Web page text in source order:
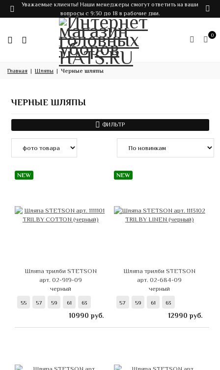
Уважаемые клиенты! Наши менеджеры смогут ответить на ваши
вопросы с 9:30 до 18 в рабочие дни.
0
Главная Шляпы Черные шляпы
ЧЕРНЫЕ ШЛЯПЫ
ФИЛЬТР
NEW
Шляпа трилби STETSON
арт. 02-919-09
черный
55 57 59 61 63
10990 руб.
NEW
Шляпа трилби STETSON
арт. 02-684-09
черный
57 59 61 63
12990 руб.